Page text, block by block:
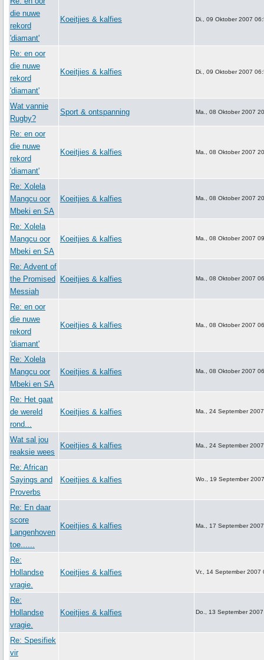
die nuwe
rekord
'diamant'
Koeitjies & kalfies Di., 09 Oktober 2007
Re: en oor
die nuwe
rekord
'diamant'
Koeitjies & kalfies Di., 09 Oktober 2007
Wat vannie
Rugby?
Sport & ontspanning Ma., 08 Oktober 2007
Re: en oor
die nuwe
rekord
'diamant'
Koeitjies & kalfies Ma., 08 Oktober 2007
Re: Xolela
Mangcu oor
Mbeki en SA
Koeitjies & kalfies Ma., 08 Oktober 2007
Re: Xolela
Mangcu oor
Mbeki en SA
Koeitjies & kalfies Ma., 08 Oktober 2007
Re: Advent of
the Promised
Messiah
Koeitjies & kalfies Ma., 08 Oktober 2007
Re: en oor
die nuwe
rekord
'diamant'
Koeitjies & kalfies Ma., 08 Oktober 2007
Re: Xolela
Mangcu oor
Mbeki en SA
Koeitjies & kalfies Ma., 08 Oktober 2007
Re: Het gaat
de wereld
rond...
Koeitjies & kalfies Ma., 24 September
Wat sal jou
reaksie wees
Koeitjies & kalfies Ma., 24 September
Re: African
Sayings and
Proverbs
Koeitjies & kalfies Wo., 19 September
Re: En daar
score
Langenhoven
toe......
Koeitjies & kalfies Ma., 17 September
Re:
Hollandse
vragie.
Koeitjies & kalfies Vr., 14 September 2007
Re:
Hollandse
vragie.
Koeitjies & kalfies Do., 13 September
Re: Spesifiek
vir